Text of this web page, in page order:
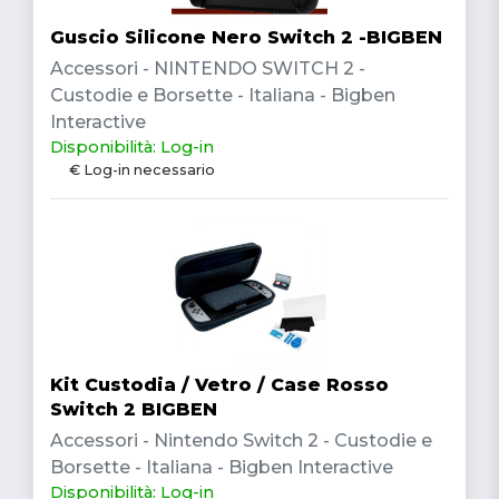
Guscio Silicone Nero Switch 2 -BIGBEN
Accessori - NINTENDO SWITCH 2 -
Custodie e Borsette - Italiana - Bigben
Interactive
Disponibilità: Log-in
€ Log-in necessario
Kit Custodia / Vetro / Case Rosso
Switch 2 BIGBEN
Accessori - Nintendo Switch 2 - Custodie e
Borsette - Italiana - Bigben Interactive
Disponibilità: Log-in